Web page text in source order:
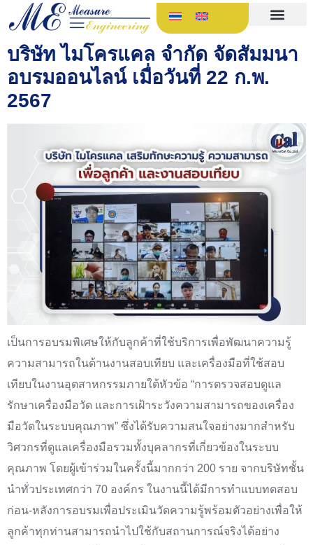
บริษัท ไมโครแคล จำกัด จัดสัมมนา
อบรมออนไลน์ เมื่อวันที่ 22 ก.พ.
2567
เป็นการอบรมพิเศษให้กับลูกค้าที่ใช้บริการเพื่อพัฒนาความรู้
ความสามารถในด้านงานสอบเทียบ และเครื่องมือที่ใช้สอบ
เทียบในงานอุตสาหกรรมภายใต้หัวข้อ “การตรวจสอบดูแล
รักษาเครื่องมือวัด และการเฝ้าระวังความสามารถของเครื่อง
มือวัดในระบบคุณภาพ” ซึ่งได้รับความสนใจอย่างมากสำหรับ
วิศวกรที่ดูแลเครื่องมือรวมทั้งบุคลากรที่เกี่ยวข้องในระบบ
คุณภาพ โดยผู้เข้าร่วมในครั้งนี้มากกว่า 200 ราย จากบริษัทชั้น
นำทั่วประเทศกว่า 70 องค์กร ในงานนี้ได้มีการทำแบบทดสอบ
ก่อน-หลังการอบรมเพื่อประเมินวัดความรู้พร้อมตัวอย่างเพื่อให้
ลูกค้าทุกท่านสามารถนำไปใช้กับสถานการณ์จริงได้อย่าง